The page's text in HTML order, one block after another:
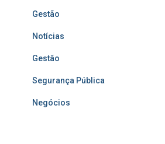
Gestão
Notícias
Gestão
Segurança Pública
Negócios